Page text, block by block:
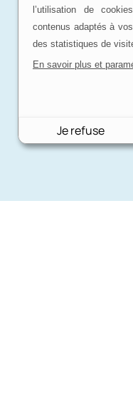
l’utilisation de
contenus adaptés à
des statistiques de
En savoir plus et
Je refuse